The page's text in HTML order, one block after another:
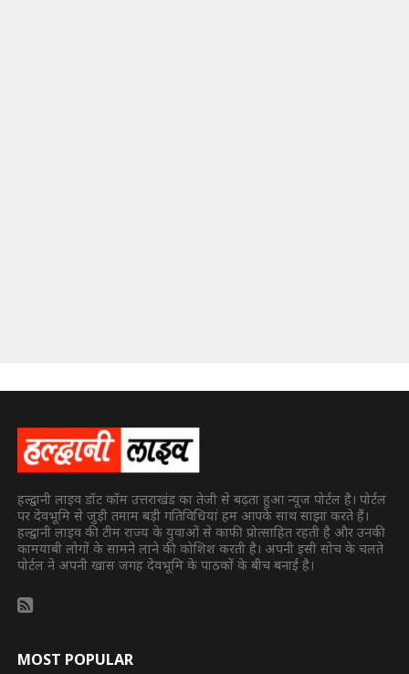
हल्द्वानी लाइव डॉट कॉम उत्तराखंड का तेजी से बढ़ता हुआ न्यूज पोर्टल है। पोर्टल
पर देवभूमि से जुड़ी तमाम बड़ी गतिविधियां हम आपके साथ साझा करते हैं।
हल्द्वानी लाइव की टीम राज्य के युवाओं से काफी प्रोत्साहित रहती है और उनकी
कामयाबी लोगों के सामने लाने की कोशिश करती है। अपनी इसी सोच के चलते
पोर्टल ने अपनी खास जगह देवभूमि के पाठकों के बीच बनाई है।
MOST POPULAR